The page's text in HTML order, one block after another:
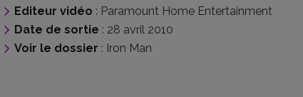
Editeur vidéo : Paramount Home Entertainment
Date de sortie : 28 avril 2010
Voir le dossier : Iron Man